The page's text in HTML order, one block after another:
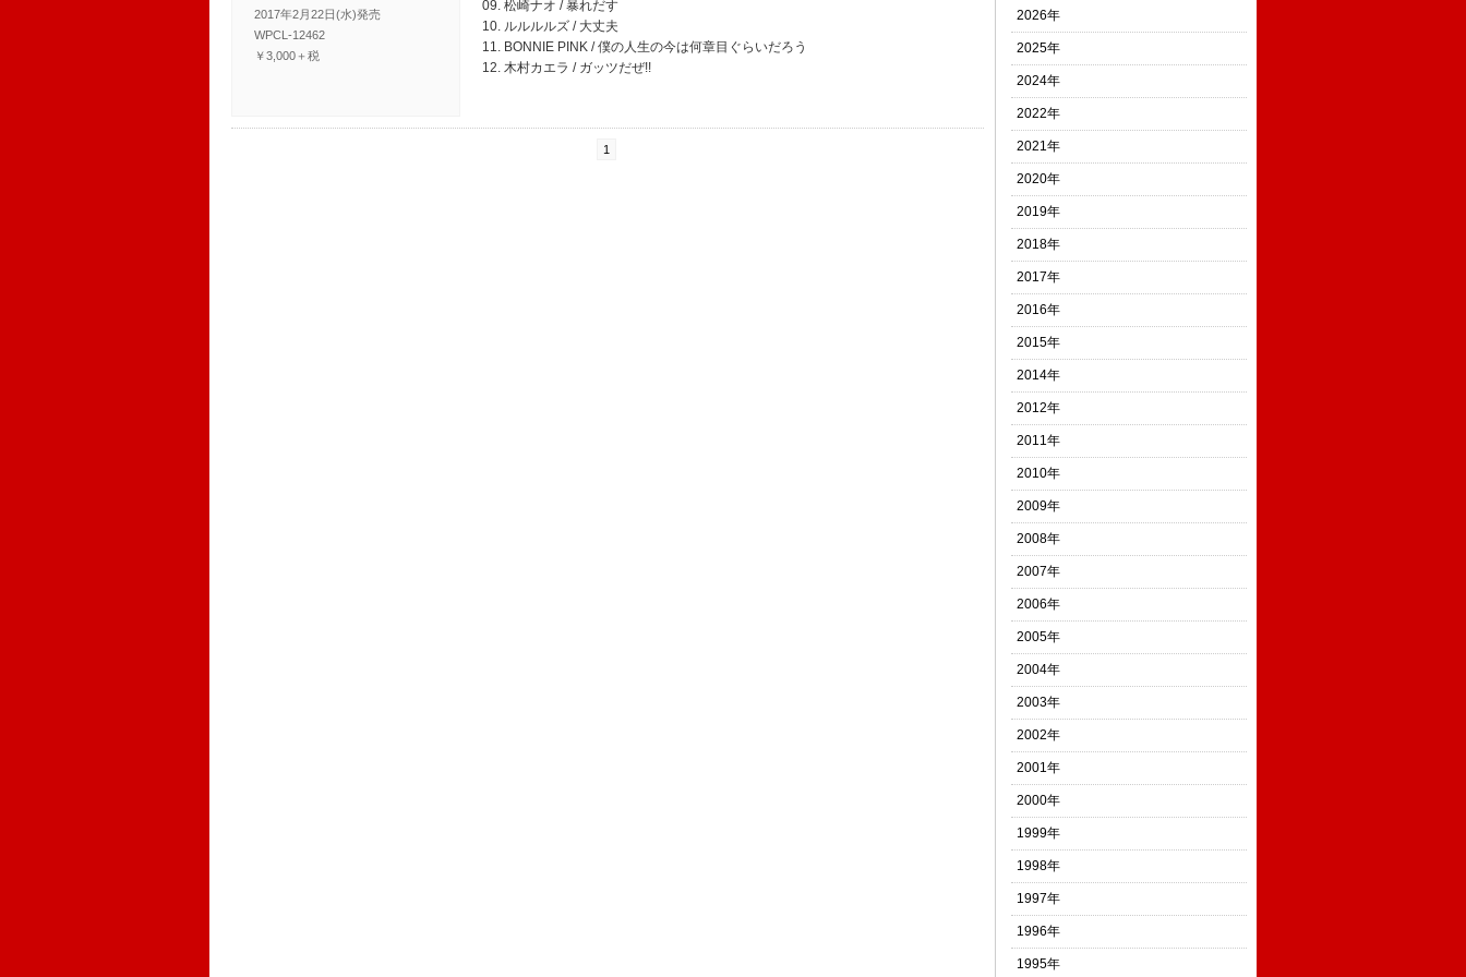
2017年2月22日(水)発売
WPCL-12462
￥3,000＋税
09. 松崎ナオ / 暴れだす
10. ルルルルズ / 大丈夫
11. BONNIE PINK / 僕の人生の今は何章目ぐらいだろう
12. 木村カエラ / ガッツだぜ!!
1
2026年
2025年
2024年
2022年
2021年
2020年
2019年
2018年
2017年
2016年
2015年
2014年
2012年
2011年
2010年
2009年
2008年
2007年
2006年
2005年
2004年
2003年
2002年
2001年
2000年
1999年
1998年
1997年
1996年
1995年